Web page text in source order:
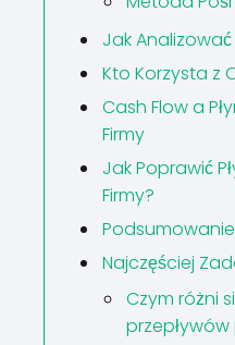
Jak
Kto Korzysta z
Cash Flow a
Firmy
Jak Poprawić
Firmy?
Podsumowanie
Najczęściej
Czym różni